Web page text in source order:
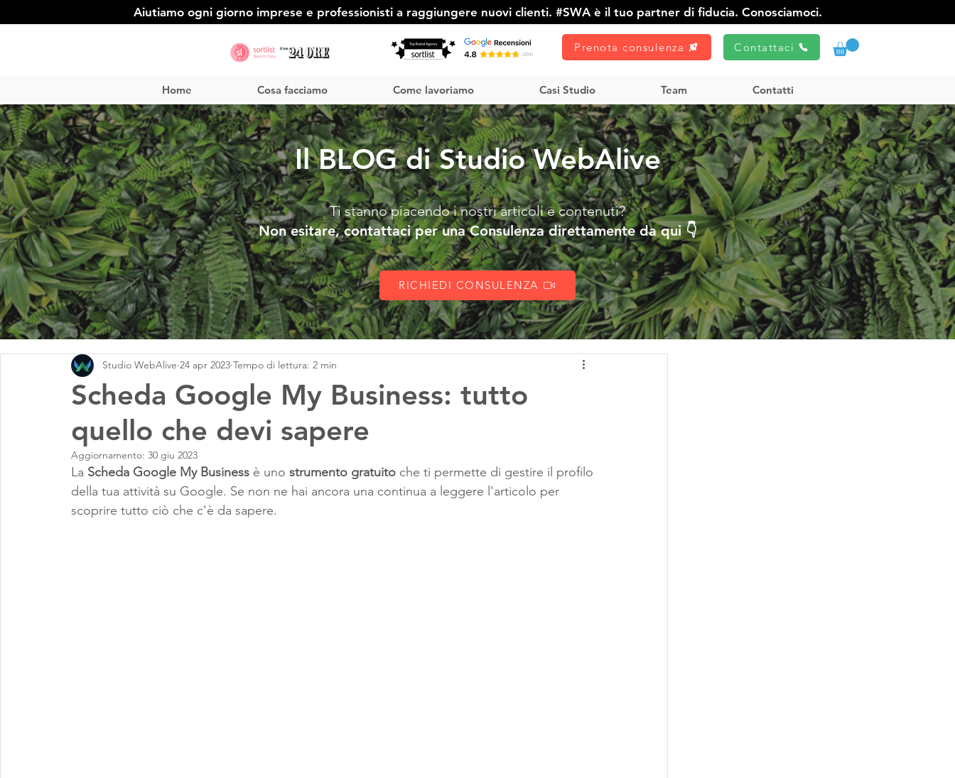
Aiutiamo ogni giorno imprese e professionisti a raggiungere nuovi clienti. #SWA è il tuo partner di fiducia. Conosciamoci.
Prenota consulenza Contattaci
Home Cosa facciamo Come lavoriamo Casi Studio Team Contatti
Il BLOG di Studio WebAlive
Ti stanno piacendo i nostri articoli e contenuti?
Non esitare, contattaci per una Consulenza direttamente da qui 👇
RICHIEDI CONSULENZA
Scheda Google My Business: tutto
quello che devi sapere
Studio WebAlive 24 apr 2023 Tempo di lettura: 2 min
Aggiornamento: 30 giu 2023
La Scheda Google My Business è uno strumento gratuito che ti permette di gestire il profilo
della tua attività su Google. Se non ne hai ancora una continua a leggere l'articolo per
scoprire tutto ciò che c'è da sapere.